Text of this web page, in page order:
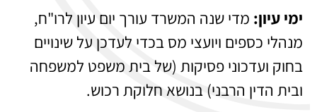
ימי עיון: מדי שנה המשרד עורך יום עיון לרו"ח,
מנהלי כספים ויועצי מס בכדי לעדכן על שינויים
בחוק ועדכוני פסיקות (של בית משפט למשפחה
ובית הדין הרבני) בנושא חלוקת רכוש.